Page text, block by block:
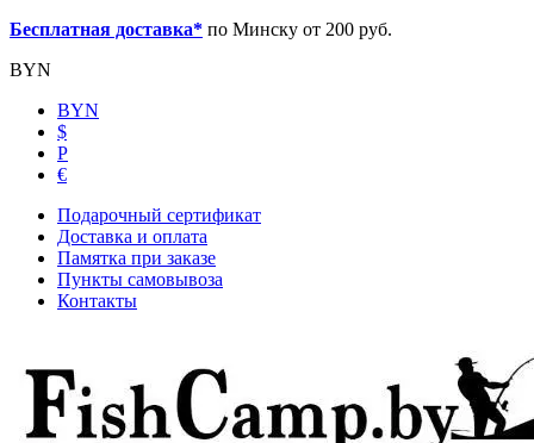
Бесплатная доставка* по Минску от 200 руб.
BYN
BYN
$
Р
€
Подарочный сертификат
Доставка и оплата
Памятка при заказе
Пункты самовывоза
Контакты